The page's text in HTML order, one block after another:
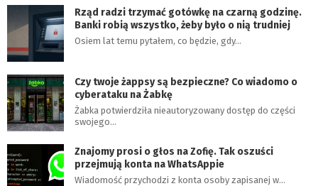
Rząd radzi trzymać gotówkę na czarną godzinę.
Banki robią wszystko, żeby było o nią trudniej
Osiem lat temu pytałem, co będzie, gdy…
Czy twoje żappsy są bezpieczne? Co wiadomo o
cyberataku na Żabkę
Żabka potwierdziła nieautoryzowany dostęp do części
swojego…
Znajomy prosi o głos na Zofię. Tak oszuści
przejmują konta na WhatsAppie
Wiadomość przychodzi z konta osoby zapisanej w…